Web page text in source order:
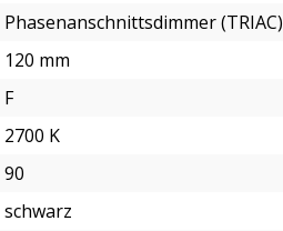
Phasenanschnittsdimmer (TRIAC)
120 mm
F
2700 K
90
schwarz